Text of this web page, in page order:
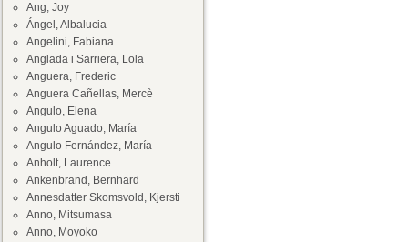
Ang, Joy
Ángel, Albalucia
Angelini, Fabiana
Anglada i Sarriera, Lola
Anguera, Frederic
Anguera Cañellas, Mercè
Angulo, Elena
Angulo Aguado, María
Angulo Fernández, María
Anholt, Laurence
Ankenbrand, Bernhard
Annesdatter Skomsvold, Kjersti
Anno, Mitsumasa
Anno, Moyoko